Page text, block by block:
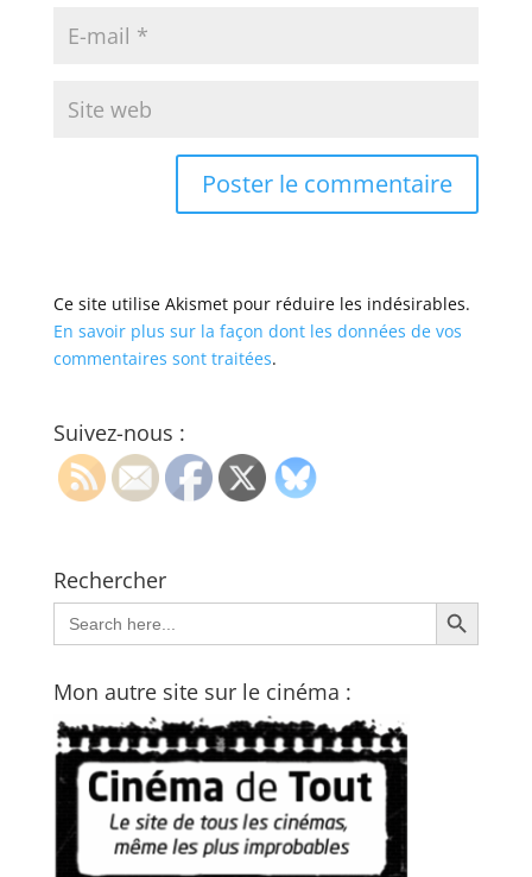
Ce site utilise Akismet pour réduire les indésirables.
En savoir plus sur la façon dont les données de vos
commentaires sont traitées.
Suivez-nous :
Rechercher
Search
for:
Search Button
Mon autre site sur le cinéma :